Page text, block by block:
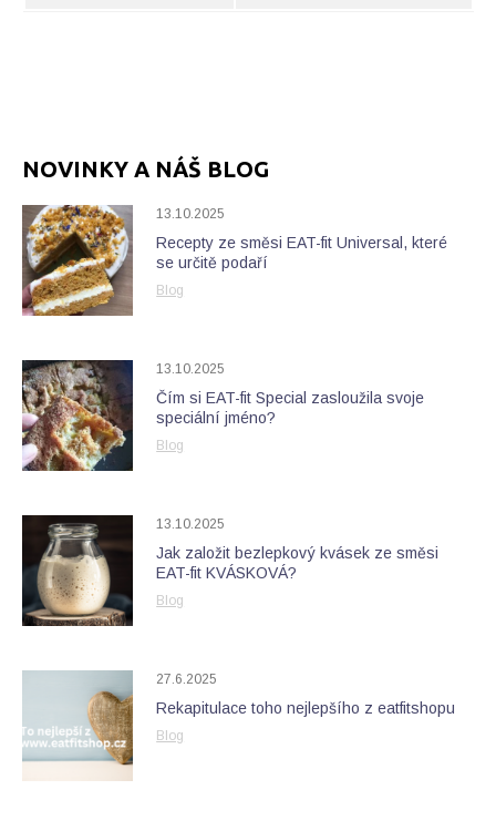
NOVINKY A NÁŠ BLOG
13.10.2025
Recepty ze směsi EAT-fit Universal, které
se určitě podaří
Blog
13.10.2025
Čím si EAT-fit Special zasloužila svoje
speciální jméno?
Blog
13.10.2025
Jak založit bezlepkový kvásek ze směsi
EAT-fit KVÁSKOVÁ?
Blog
27.6.2025
Rekapitulace toho nejlepšího z eatfitshopu
Blog